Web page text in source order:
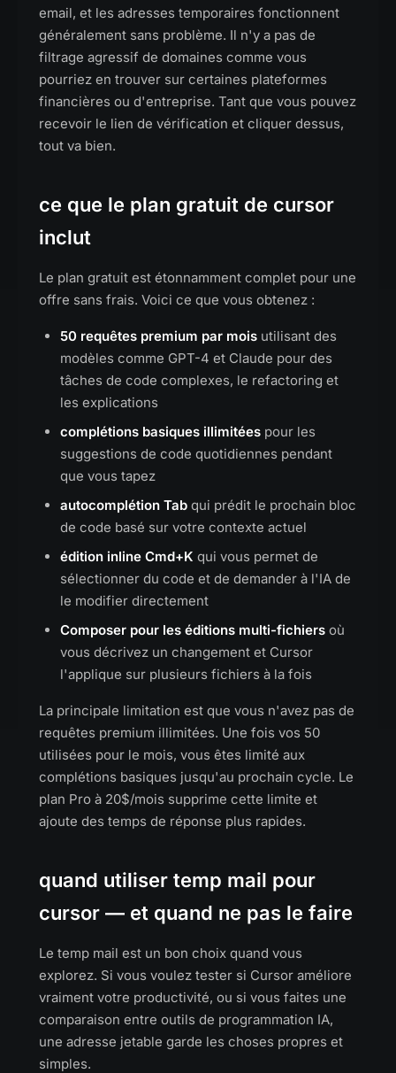
email, et les adresses temporaires fonctionnent
généralement sans problème. Il n'y a pas de
filtrage agressif de domaines comme vous
pourriez en trouver sur certaines plateformes
financières ou d'entreprise. Tant que vous pouvez
recevoir le lien de vérification et cliquer dessus,
tout va bien.
ce que le plan gratuit de cursor
inclut
Le plan gratuit est étonnamment complet pour une
offre sans frais. Voici ce que vous obtenez :
50 requêtes premium par mois utilisant des
modèles comme GPT-4 et Claude pour des
tâches de code complexes, le refactoring et
les explications
complétions basiques illimitées pour les
suggestions de code quotidiennes pendant
que vous tapez
autocomplétion Tab qui prédit le prochain bloc
de code basé sur votre contexte actuel
édition inline Cmd+K qui vous permet de
sélectionner du code et de demander à l'IA de
le modifier directement
Composer pour les éditions multi-fichiers où
vous décrivez un changement et Cursor
l'applique sur plusieurs fichiers à la fois
La principale limitation est que vous n'avez pas de
requêtes premium illimitées. Une fois vos 50
utilisées pour le mois, vous êtes limité aux
complétions basiques jusqu'au prochain cycle. Le
plan Pro à 20$/mois supprime cette limite et
ajoute des temps de réponse plus rapides.
quand utiliser temp mail pour
cursor — et quand ne pas le faire
Le temp mail est un bon choix quand vous
explorez. Si vous voulez tester si Cursor améliore
vraiment votre productivité, ou si vous faites une
comparaison entre outils de programmation IA,
une adresse jetable garde les choses propres et
simples.